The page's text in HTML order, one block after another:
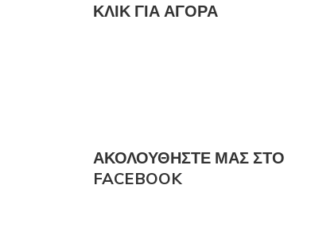
ΚΛΙΚ ΓΙΑ ΑΓΟΡΆ
ΑΚΟΛΟΎΘΗΣΤΕ ΜΑΣ ΣΤΟ
FACEBOOK